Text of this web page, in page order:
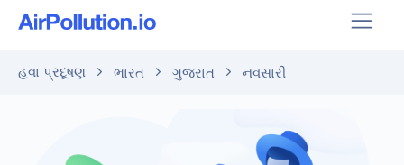
હવા પ્રદૂષણ ભારત ગુજરાત નવસારી